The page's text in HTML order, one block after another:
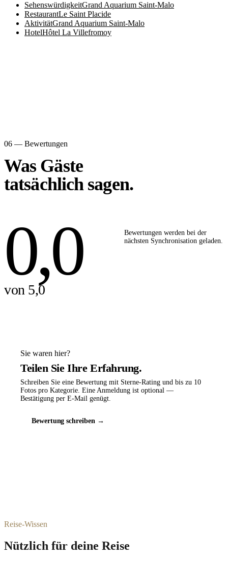
SehenswürdigkeitGrand Aquarium Saint-Malo
RestaurantLe Saint Placide
AktivitätGrand Aquarium Saint-Malo
HotelHôtel La Villefromoy
06 — Bewertungen
Was Gäste
tatsächlich sagen.
0,0
von 5,0
Bewertungen werden bei der
nächsten Synchronisation geladen.
Sie waren hier?
Teilen Sie Ihre Erfahrung.
Schreiben Sie eine Bewertung mit Sterne-Rating und bis zu 10
Fotos pro Kategorie. Eine Anmeldung ist optional —
Bestätigung per E-Mail genügt.
Bewertung schreiben →
Reise-Wissen
Nützlich für deine Reise